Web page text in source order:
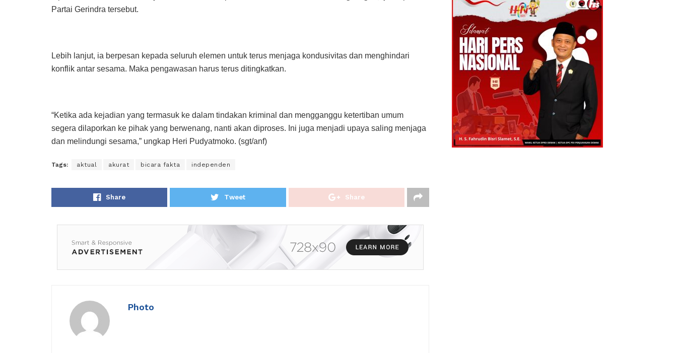
Partai Gerindra tersebut.
Lebih lanjut, ia berpesan kepada seluruh elemen untuk terus menjaga kondusivitas dan menghindari
konflik antar sesama. Maka pengawasan harus terus ditingkatkan.
“Ketika ada kejadian yang termasuk ke dalam tindakan kriminal dan mengganggu ketertiban umum
segera dilaporkan ke pihak yang berwenang, nanti akan diproses. Ini juga menjadi upaya saling menjaga
dan melindungi sesama,” ungkap Heri Pudyatmoko. (sgt/anf)
Tags: aktual akurat bicara fakta independen
Share Tweet Share
Photo